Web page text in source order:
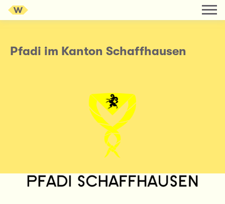
Pfadi im Kanton Schaffhausen